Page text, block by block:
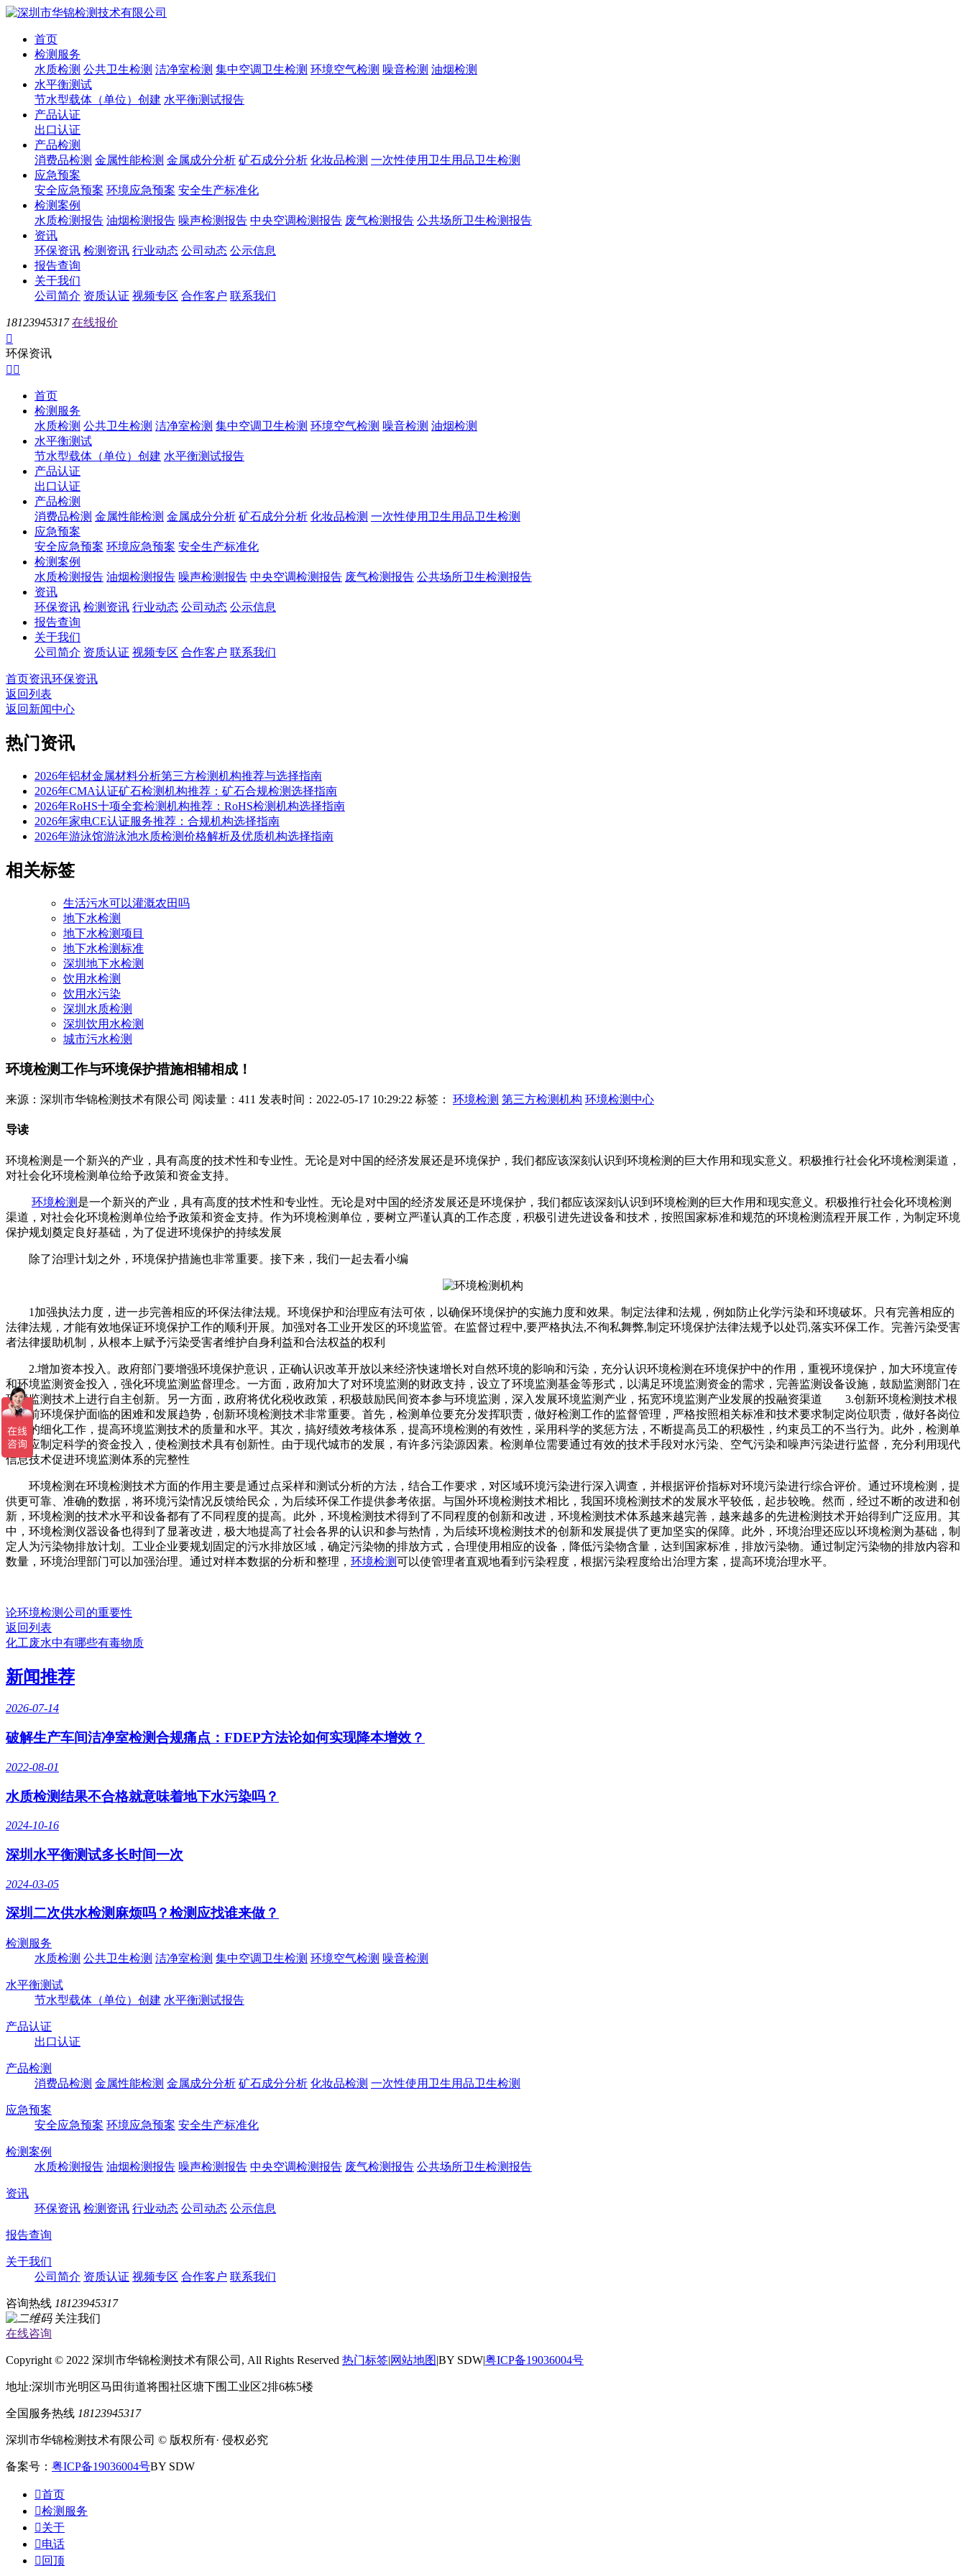
首页
检测服务
水质检测 公共卫生检测 洁净室检测 集中空调卫生检测 环境空气检测 噪音检测 油烟检测
水平衡测试
节水型载体（单位）创建 水平衡测试报告
产品认证
出口认证
产品检测
消费品检测 金属性能检测 金属成分分析 矿石成分分析 化妆品检测 一次性使用卫生用品卫生检测
应急预案
安全应急预案 环境应急预案 安全生产标准化
检测案例
水质检测报告 油烟检测报告 噪声检测报告 中央空调检测报告 废气检测报告 公共场所卫生检测报告
资讯
环保资讯 检测资讯 行业动态 公司动态 公示信息
报告查询
关于我们
公司简介 资质认证 视频专区 合作客户 联系我们
18123945317 在线报价

环保资讯
 
首页
检测服务
水质检测 公共卫生检测 洁净室检测 集中空调卫生检测 环境空气检测 噪音检测 油烟检测
水平衡测试
节水型载体（单位）创建 水平衡测试报告
产品认证
出口认证
产品检测
消费品检测 金属性能检测 金属成分分析 矿石成分分析 化妆品检测 一次性使用卫生用品卫生检测
应急预案
安全应急预案 环境应急预案 安全生产标准化
检测案例
水质检测报告 油烟检测报告 噪声检测报告 中央空调检测报告 废气检测报告 公共场所卫生检测报告
资讯
环保资讯 检测资讯 行业动态 公司动态 公示信息
报告查询
关于我们
公司简介 资质认证 视频专区 合作客户 联系我们
首页资讯环保资讯
返回列表
返回新闻中心
热门资讯
2026年铝材金属材料分析第三方检测机构推荐与选择指南
2026年CMA认证矿石检测机构推荐：矿石合规检测选择指南
2026年RoHS十项全套检测机构推荐：RoHS检测机构选择指南
2026年家电CE认证服务推荐：合规机构选择指南
2026年游泳馆游泳池水质检测价格解析及优质机构选择指南
相关标签
生活污水可以灌溉农田吗
地下水检测
地下水检测项目
地下水检测标准
深圳地下水检测
饮用水检测
饮用水污染
深圳水质检测
深圳饮用水检测
城市污水检测
环境检测工作与环境保护措施相辅相成！
来源：深圳市华锦检测技术有限公司 阅读量：411 发表时间：2022-05-17 10:29:22 标签： 环境检测 第三方检测机构 环境检测中心
导读
环境检测是一个新兴的产业，具有高度的技术性和专业性。无论是对中国的经济发展还是环境保护，我们都应该深刻认识到环境检测的巨大作用和现实意义。积极推行社会化环境检测渠道，
对社会化环境检测单位给予政策和资金支持。
环境检测 是一个新兴的产业，具有高度的技术性和专业性。无论是对中国的经济发展还是环境保护，我们都应该深刻认识到环境检测的巨大作用和现实意义。积极推行社会化环境检测
渠道，对社会化环境检测单位给予政策和资金支持。作为环境检测单位，要树立严谨认真的工作态度，积极引进先进设备和技术，按照国家标准和规范的环境检测流程开展工作，为制定环境
保护规划奠定良好基础，为了促进环境保护的持续发展
除了治理计划之外，环境保护措施也非常重要。接下来，我们一起去看小编
1加强执法力度，进一步完善相应的环保法律法规。环境保护和治理应有法可依，以确保环境保护的实施力度和效果。制定法律和法规，例如防止化学污染和环境破坏。只有完善相应的
法律法规，才能有效地保证环境保护工作的顺利开展。加强对各工业开发区的环境监管。在监督过程中,要严格执法,不徇私舞弊,制定环境保护法律法规予以处罚,落实环保工作。完善污染受害
者法律援助机制，从根本上赋予污染受害者维护自身利益和合法权益的权利
2.增加资本投入。政府部门要增强环境保护意识，正确认识改革开放以来经济快速增长对自然环境的影响和污染，充分认识环境检测在环境保护中的作用，重视环境保护，加大环境宣传
和环境监测资金投入，强化环境监测监督理念。一方面，政府加大了对环境监测的财政支持，设立了环境监测基金等形式，以满足环境监测资金的需求，完善监测设备设施，鼓励监测部门在
环境监测技术上进行自主创新。另一方面，政府将优化税收政策，积极鼓励民间资本参与环境监测，深入发展环境监测产业，拓宽环境监测产业发展的投融资渠道 3.创新环境检测技术根
据当前环境保护面临的困难和发展趋势，创新环境检测技术非常重要。首先，检测单位要充分发挥职责，做好检测工作的监督管理，严格按照相关标准和技术要求制定岗位职责，做好各岗位
人员的细化工作，提高环境监测技术的质量和水平。其次，搞好绩效考核体系，提高环境检测的有效性，采用科学的奖惩方法，不断提高员工的积极性，约束员工的不当行为。此外，检测单
位还应制定科学的资金投入，使检测技术具有创新性。由于现代城市的发展，有许多污染源因素。检测单位需要通过有效的技术手段对水污染、空气污染和噪声污染进行监督，充分利用现代
信息技术促进环境监测体系的完整性
环境检测在环境检测技术方面的作用主要是通过点采样和测试分析的方法，结合工作要求，对区域环境污染进行深入调查，并根据评价指标对环境污染进行综合评价。通过环境检测，提
供更可靠、准确的数据，将环境污染情况反馈给民众，为后续环保工作提供参考依据。与国外环境检测技术相比，我国环境检测技术的发展水平较低，起步较晚。然而，经过不断的改进和创
新，环境检测的技术水平和设备都有了不同程度的提高。此外，环境检测技术得到了不同程度的创新和改进，环境检测技术体系越来越完善，越来越多的先进检测技术开始得到广泛应用。其
中，环境检测仪器设备也得到了显著改进，极大地提高了社会各界的认识和参与热情，为后续环境检测技术的创新和发展提供了更加坚实的保障。此外，环境治理还应以环境检测为基础，制
定人为污染物排放计划。工业企业要规划固定的污水排放区域，确定污染物的排放方式，合理使用相应的设备，降低污染物含量，达到国家标准，排放污染物。通过制定污染物的排放内容和
数量，环境治理部门可以加强治理。通过对样本数据的分析和整理， 环境检测可以使管理者直观地看到污染程度，根据污染程度给出治理方案，提高环境治理水平。
论环境检测公司的重要性
返回列表
化工废水中有哪些有毒物质
新闻推荐
2026-07-14
破解生产车间洁净室检测合规痛点：FDEP方法论如何实现降本增效？
2022-08-01
水质检测结果不合格就意味着地下水污染吗？
2024-10-16
深圳水平衡测试多长时间一次
2024-03-05
深圳二次供水检测麻烦吗？检测应找谁来做？
检测服务
水质检测 公共卫生检测 洁净室检测 集中空调卫生检测 环境空气检测 噪音检测
水平衡测试
节水型载体（单位）创建 水平衡测试报告
产品认证
出口认证
产品检测
消费品检测 金属性能检测 金属成分分析 矿石成分分析 化妆品检测 一次性使用卫生用品卫生检测
应急预案
安全应急预案 环境应急预案 安全生产标准化
检测案例
水质检测报告 油烟检测报告 噪声检测报告 中央空调检测报告 废气检测报告 公共场所卫生检测报告
资讯
环保资讯 检测资讯 行业动态 公司动态 公示信息
报告查询
关于我们
公司简介 资质认证 视频专区 合作客户 联系我们
咨询热线 18123945317
关注我们
在线咨询
Copyright © 2022 深圳市华锦检测技术有限公司, All Rights Reserved 热门标签|网站地图|BY SDW|粤ICP备19036004号
地址:深圳市光明区马田街道将围社区塘下围工业区2排6栋5楼
全国服务热线 18123945317
深圳市华锦检测技术有限公司 © 版权所有· 侵权必究
备案号： 粤ICP备19036004号BY SDW
首页
检测服务
关于
电话
 回顶